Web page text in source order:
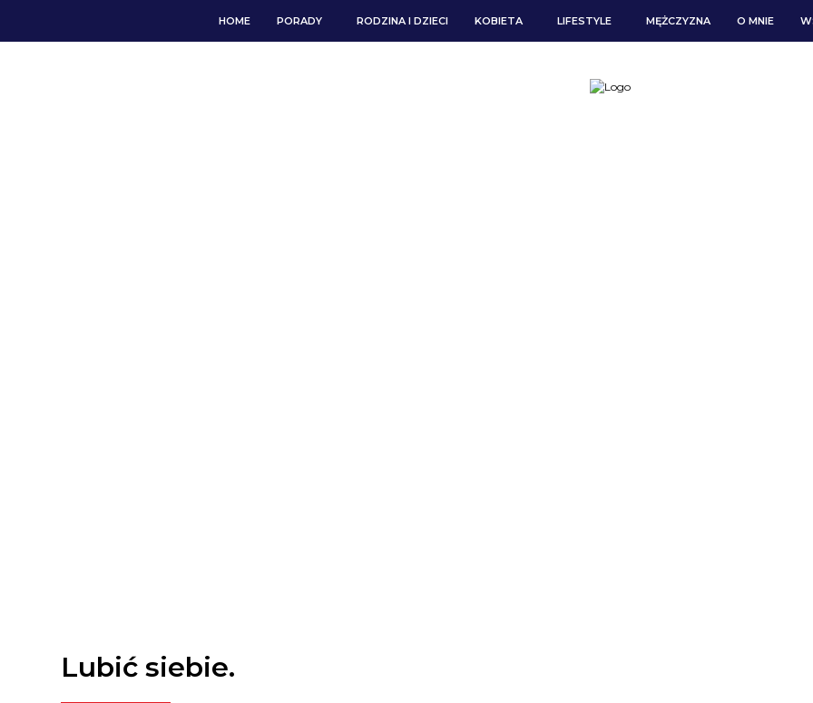
HOME PORADY RODZINA I DZIECI KOBIETA LIFESTYLE MĘŻCZYZNA O MNIE
Lubić siebie.